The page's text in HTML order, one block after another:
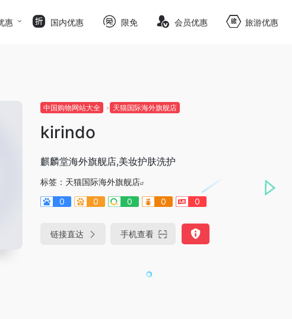
惠 国内优惠 限免 会员优惠 旅游优惠
中国购物网站大全 天猫国际海外旗舰店
kirindo
麒麟堂海外旗舰店,美妆护肤洗护
标签： 天猫国际海外旗舰店
0
0 0 0 0
链接直达 手机查看